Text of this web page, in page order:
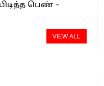
பெண் –
VIEW ALL